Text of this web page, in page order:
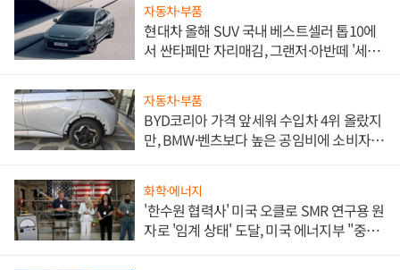
자동차·부품
현대차 올해 SUV 국내 베스트셀러 톱10에
서 싼타페만 자리매김, 그랜저·아반떼 '세단
자동차·부품
BYD코리아 가격 앞세워 수입차 4위 올랐지
만, BMW·벤츠보다 높은 공임비에 소비자
화학·에너지
'한수원 협력사' 미국 오클로 SMR 연구용 원
자로 '임계 상태' 도달, 미국 에너지부 "중요